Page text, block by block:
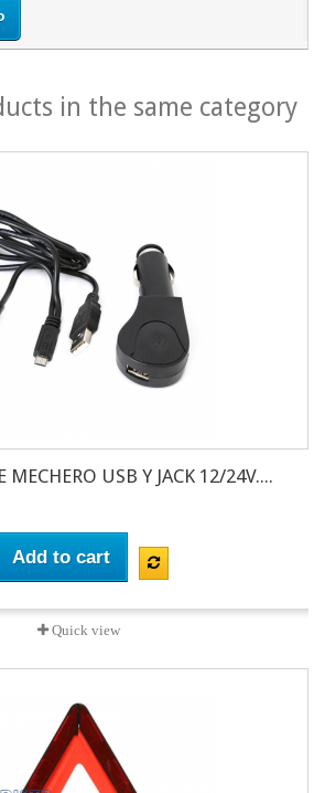
in the same category
MECHERO USB Y JACK 12/24V....
Add to cart
Quick view